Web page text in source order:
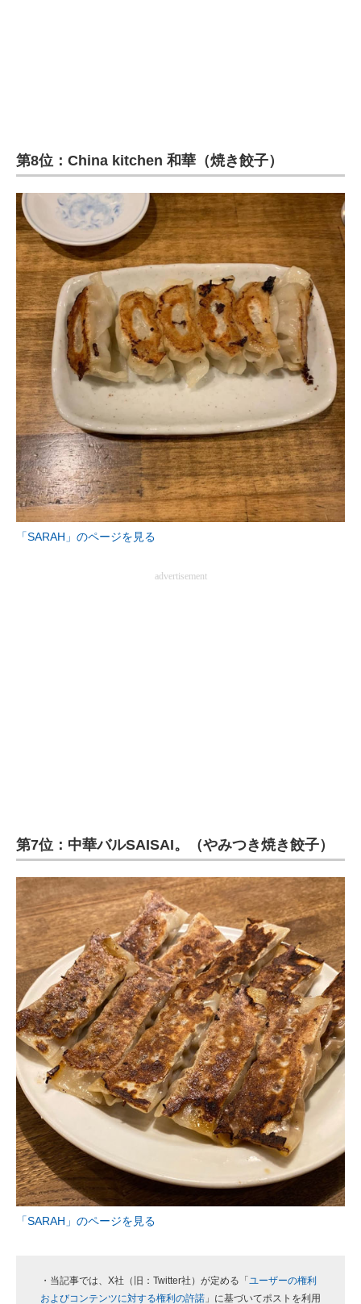
第8位：China kitchen 和華（焼き餃子）
「SARAH」のページを見る
advertisement
第7位：中華バルSAISAI。（やみつき焼き餃子）
「SARAH」のページを見る
・当記事では、X社（旧：Twitter社）が定める「 ユーザーの権利
およびコンテンツに対する権利の許諾 」に基づいてポストを利用